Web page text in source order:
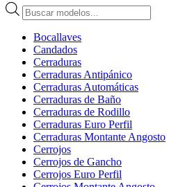
Búsqueda
de
productos
Bocallaves
Candados
Cerraduras
Cerraduras Antipánico
Cerraduras Automáticas
Cerraduras de Baño
Cerraduras de Rodillo
Cerraduras Euro Perfil
Cerraduras Montante Angosto
Cerrojos
Cerrojos de Gancho
Cerrojos Euro Perfil